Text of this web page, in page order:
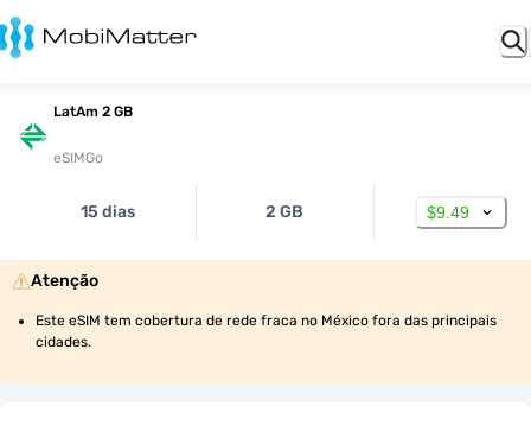
LatAm 2 GB
eSIMGo
15 dias 2 GB $9.49
Atenção
Este eSIM tem cobertura de rede fraca no México fora das principais
cidades.